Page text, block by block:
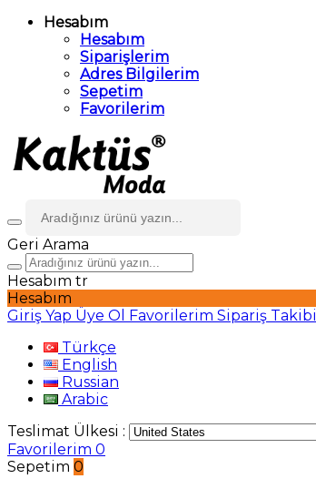
Hesabım
Hesabım
Siparişlerim
Adres Bilgilerim
Sepetim
Favorilerim
Geri Arama
Hesabım tr
Hesabım
Giriş Yap Üye Ol Favorilerim Sipariş Takibi
Türkçe
English
Russian
Arabic
Teslimat Ülkesi :
Favorilerim 0
Sepetim 0